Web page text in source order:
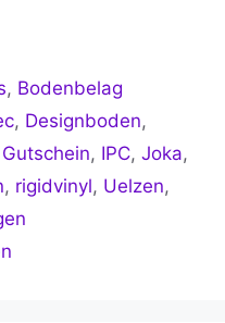
, Bodenbelag
, Designboden,
Gutschein, IPC, Joka,
, rigidvinyl, Uelzen,